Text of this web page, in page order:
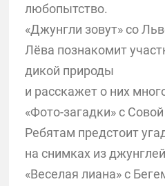
любопытство.
«Джунгли зовут» со
Лёва познакомит
дикой природы
и расскажет о них
«Фото-загадки» с
Ребятам предстоит
на снимках из
«Веселая лиана» с